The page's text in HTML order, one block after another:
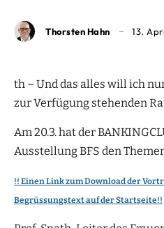
Thorsten Hahn 13.
th – Und das alles will ich
zur Verfügung stehenden
Am 20.3. hat der
Ausstellung BFS den
!! Einen Link zum Download der
Begrüssungstext auf der Startseite!!